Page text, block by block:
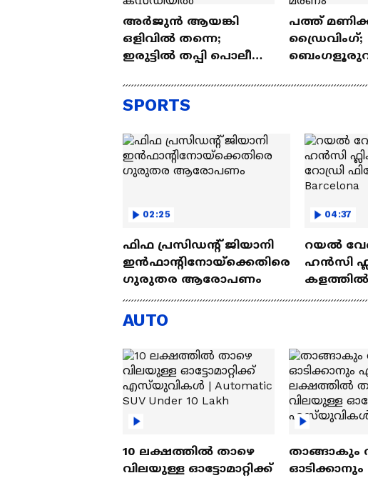
അർജുൻ ആയങ്കി
ഒളിവിൽ തന്നെ;
ഇരുട്ടിൽ തപ്പി പൊലീസ്,
അടുപ്പമുള്ള 21 പേർ
കസ്റ്റഡിയിൽ
പത്ത്
ഡ്രൈവിംഗ്;
SPORTS
02:25
ഫിഫ പ്രസിഡന്റ് ജിയാനി
ഇൻഫാന്റിനോയ്‌ക്കെതിരെ
ഗുരുതര ആരോപണം
04:37
റയല്‍
ഹൻസി
കളത്തില്‍
| Rodri |
AUTO
10 ലക്ഷത്തിൽ താഴെ
വിലയുള്ള ഓട്ടോമാറ്റിക്ക്
താങ്ങാകും
ഓടിക്കാനും